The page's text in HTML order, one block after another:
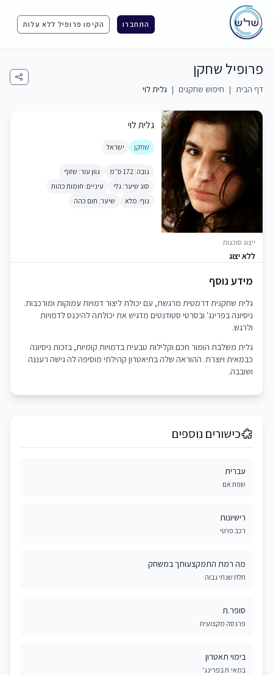
התחברו הקימו פרופיל ללא עלות
פרופיל שחקן
דף הבית | חיפוש שחקנים | גלית לוי
ייצוג סוכנות
ללא יצוג
גלית לוי
שחקן ישראל
גובה: 172 ס״מ
גוון עור: שזוף
סוג שיער: גלי
עיניים: חומות כהות
גוף: מלא
שיער: חום כהה
מידע נוסף
גלית שחקנית דרמטית מרגשת, עם יכולת ליצור דמויות עמוקות ומורכבות.
ניסיונה בפרינג' ובסרטי סטודנטים מדגיש את יכולתה להיכנס לדמויות
ולרגש.
גלית משלבת הומור חכם וקלילות טבעית בדמויות קומיות, בזכות ניסיונה
כבמאית ויוצרת. ההוראה שלה בתיאטרון קהילתי מוסיפה לה גישה רעננה
ושובבה.
כישורים נוספים
עברית
שפת אם
רישיונות
רכב פרטי
מה רמת התמקצעותך במשחק
תלת שנתי גבוה
סופר.ת
פרנסה מקצועית
בימוי תאטרון
במאי.ת בפרינג'